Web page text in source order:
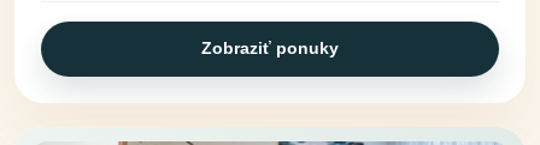
Zobraziť ponuky